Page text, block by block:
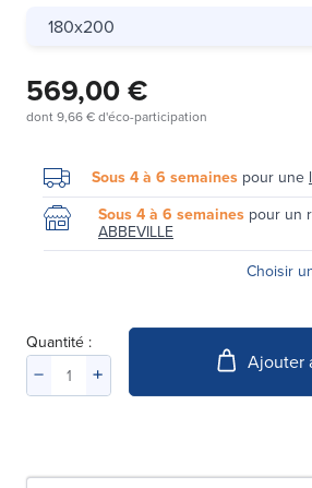
180x200
569,00 €
dont9,66 €d'éco-participation
Sous 4 à 6 semaines pour une
Sous 4 à 6 semaines pour un
ABBEVILLE
Choisir
Quantité :
Ajouter